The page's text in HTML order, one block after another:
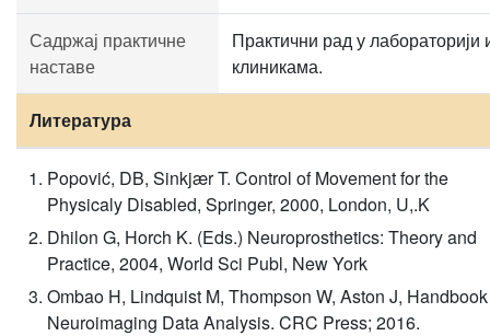
Садржај практичне
наставе
Практични рад у лабораторији
клиникама.
Литература
Popović, DB, Sinkjær T. Control of Movement for the
Physicaly Disabled, Springer, 2000, London, U,.K
Dhilon G, Horch K. (Eds.) Neuroprosthetics: Theory and
Practice, 2004, World Sci Publ, New York
Ombao H, Lindquist M, Thompson W, Aston J,
Neuroimaging Data Analysis. CRC Press; 2016.